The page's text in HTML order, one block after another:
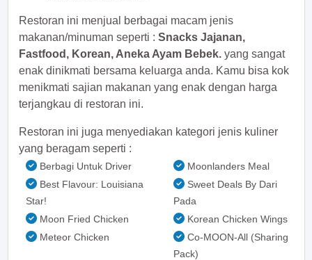
Restoran ini menjual berbagai macam jenis
makanan/minuman seperti : Snacks Jajanan,
Fastfood, Korean, Aneka Ayam Bebek. yang sangat
enak dinikmati bersama keluarga anda. Kamu bisa kok
menikmati sajian makanan yang enak dengan harga
terjangkau di restoran ini.
Restoran ini juga menyediakan kategori jenis kuliner
yang beragam seperti :
Berbagi Untuk Driver
Moonlanders Meal
Best Flavour: Louisiana
Star!
Sweet Deals By Dari
Pada
Moon Fried Chicken
Korean Chicken Wings
Meteor Chicken
Co-MOON-All (Sharing
Pack)